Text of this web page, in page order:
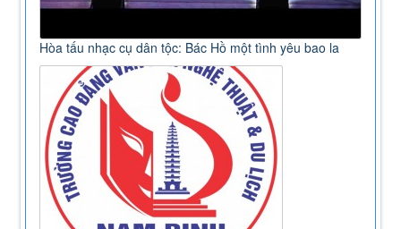
Hòa tấu nhạc cụ dân tộc: Bác Hồ một tình yêu bao la